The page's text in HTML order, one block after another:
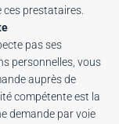
ces prestataires.
pas ses
personnelles, vous
auprès de
compétente est la
demande par voie